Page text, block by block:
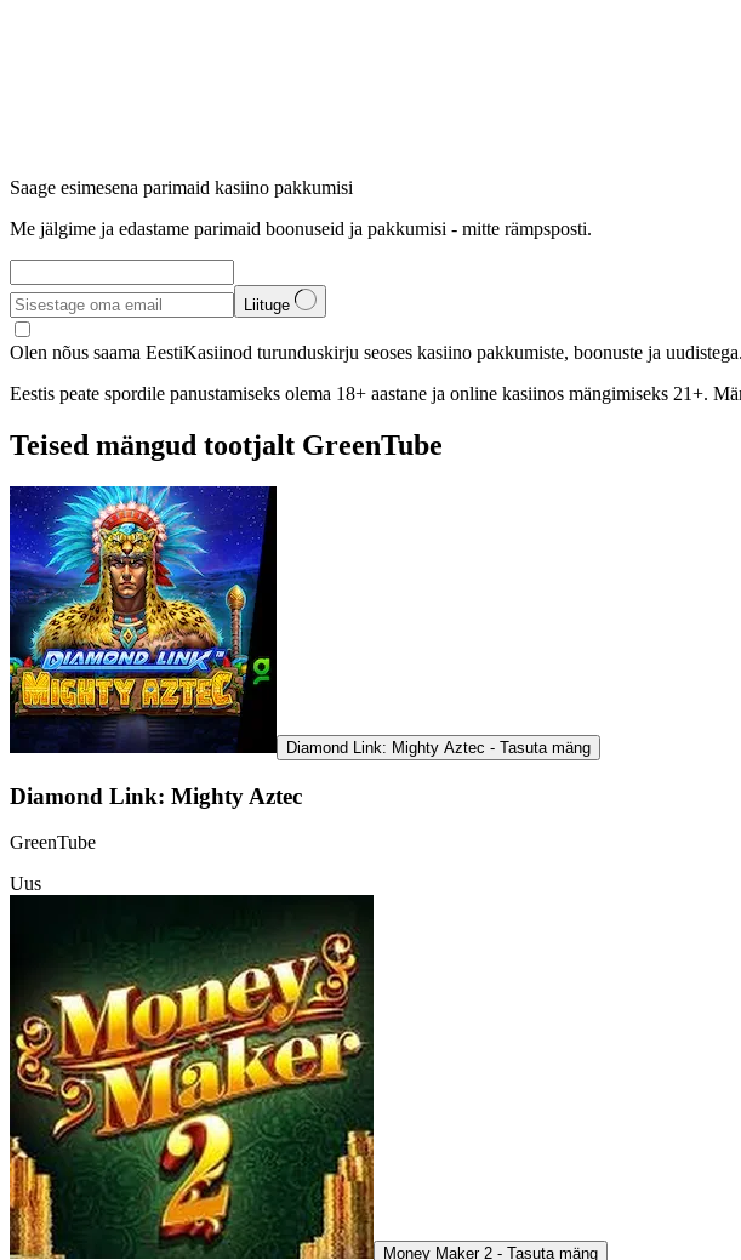
Saage esimesena parimaid kasiino pakkumisi
Me jälgime ja edastame parimaid boonuseid ja pakkumisi - mitte rämpsposti.
Liituge
Olen nõus saama EestiKasiinod turunduskirju seoses kasiino pakkumiste, boonuste ja uudistega.
Eestis peate spordile panustamiseks olema 18+ aastane ja online kasiinos mängimiseks 21+.
Teised mängud tootjalt GreenTube
Diamond Link: Mighty Aztec - Tasuta mäng
Diamond Link: Mighty Aztec
GreenTube
Uus
Money Maker 2 - Tasuta mäng